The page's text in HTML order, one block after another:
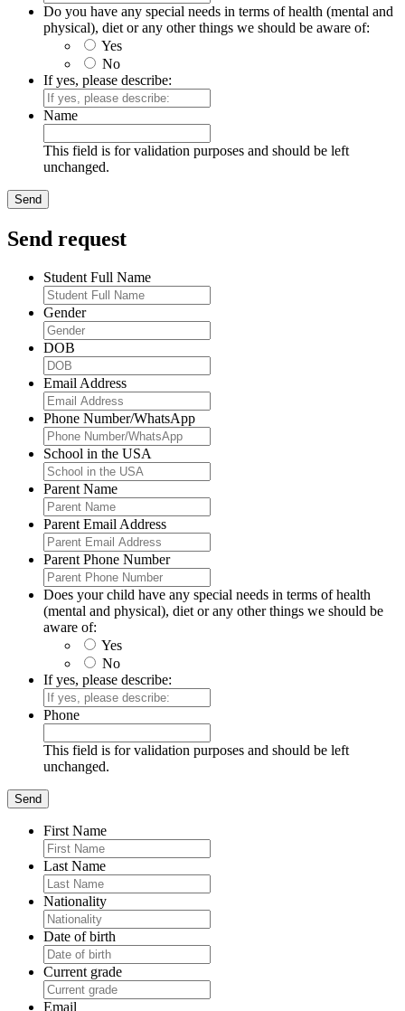
Do you have any special needs in terms of health (mental and
physical), diet or any other things we should be aware of:
Yes
No
If yes, please describe:
Name
This field is for validation purposes and should be left
unchanged.
Send request
Student Full Name
Gender
DOB
Email Address
Phone Number/WhatsApp
School in the USA
Parent Name
Parent Email Address
Parent Phone Number
Does your child have any special needs in terms of health
(mental and physical), diet or any other things we should be
aware of:
Yes
No
If yes, please describe:
Phone
This field is for validation purposes and should be left
unchanged.
First Name
Last Name
Nationality
Date of birth
Current grade
Email